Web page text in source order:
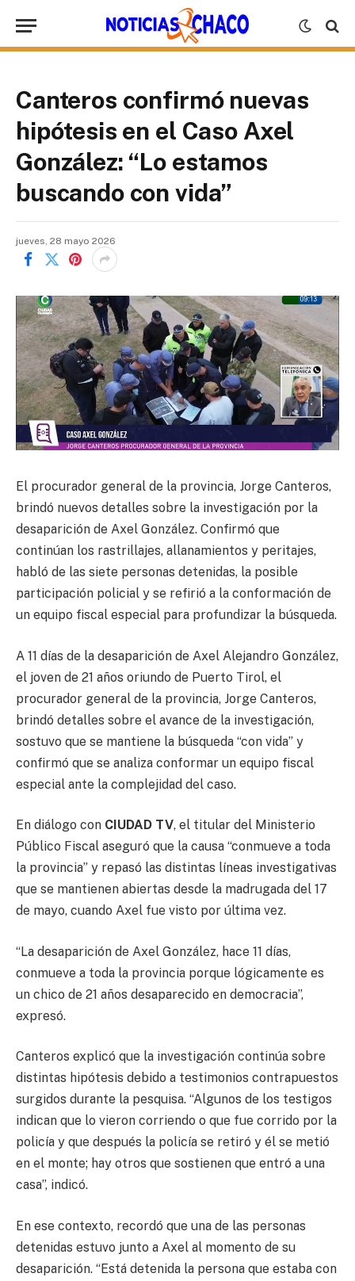
Canteros confirmó nuevas
hipótesis en el Caso Axel
González: “Lo estamos
buscando con vida”
jueves, 28 mayo 2026
El procurador general de la provincia, Jorge Canteros,
brindó nuevos detalles sobre la investigación por la
desaparición de Axel González. Confirmó que
continúan los rastrillajes, allanamientos y peritajes,
habló de las siete personas detenidas, la posible
participación policial y se refirió a la conformación de
un equipo fiscal especial para profundizar la búsqueda.
A 11 días de la desaparición de Axel Alejandro González,
el joven de 21 años oriundo de Puerto Tirol, el
procurador general de la provincia, Jorge Canteros,
brindó detalles sobre el avance de la investigación,
sostuvo que se mantiene la búsqueda “con vida” y
confirmó que se analiza conformar un equipo fiscal
especial ante la complejidad del caso.
En diálogo con CIUDAD TV, el titular del Ministerio
Público Fiscal aseguró que la causa “conmueve a toda
la provincia” y repasó las distintas líneas investigativas
que se mantienen abiertas desde la madrugada del 17
de mayo, cuando Axel fue visto por última vez.
“La desaparición de Axel González, hace 11 días,
conmueve a toda la provincia porque lógicamente es
un chico de 21 años desaparecido en democracia”,
expresó.
Canteros explicó que la investigación continúa sobre
distintas hipótesis debido a testimonios contrapuestos
surgidos durante la pesquisa. “Algunos de los testigos
indican que lo vieron corriendo o que fue corrido por la
policía y que después la policía se retiró y él se metió
en el monte; hay otros que sostienen que entró a una
casa”, indicó.
En ese contexto, recordó que una de las personas
detenidas estuvo junto a Axel al momento de su
desaparición. “Está detenida la persona que estaba con